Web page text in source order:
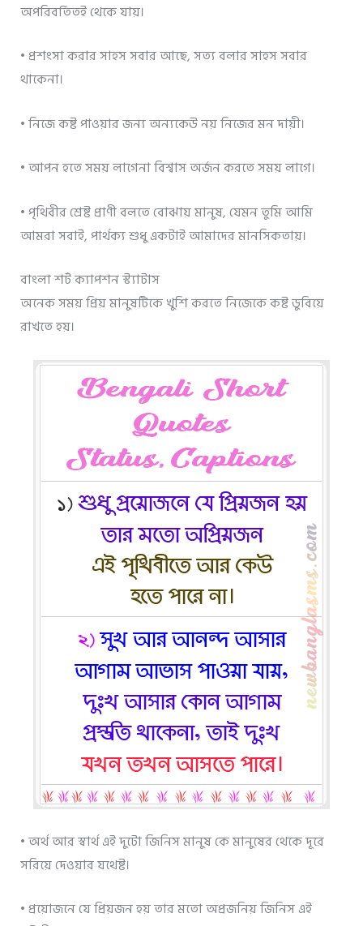
অপরিবর্তিতই থেকে যায়।
• প্রশংসা করার সাহস সবার আছে, সত্য বলার সাহস সবার
থাকেনা।
• নিজে কষ্ট পাওয়ার জন্য অন্যকেউ নয় নিজের মন দায়ী।
• আপন হতে সময় লাগেনা বিশ্বাস অর্জন করতে সময় লাগে।
• পৃথিবীর শ্রেষ্ট প্রাণী বলতে বোঝায় মানুষ, যেমন তুমি আমি
আমরা সবাই, পার্থক্য শুধু একটাই আমাদের মানসিকতায়।
বাংলা শর্ট ক্যাপশন স্ট্যাটাস
অনেক সময় প্রিয় মানুষটিকে খুশি করতে নিজেকে কষ্ট ডুবিয়ে
রাখতে হয়।
• অর্থ আর স্বার্থ এই দুটো জিনিস মানুষ কে মানুষের থেকে দূরে
সরিয়ে দেওয়ার যথেষ্ট।
• প্রয়োজনে যে প্রিয়জন হয় তার মতো অপ্রজনিয় জিনিস এই